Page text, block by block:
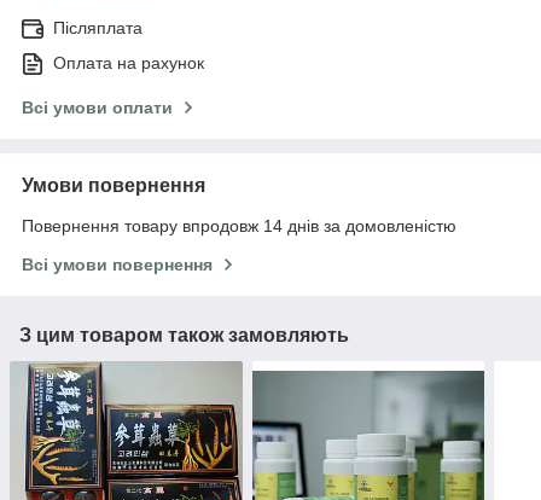
Післяплата
Оплата на рахунок
Всі умови оплати
Умови повернення
Повернення товару впродовж 14 днів за домовленістю
Всі умови повернення
З цим товаром також замовляють